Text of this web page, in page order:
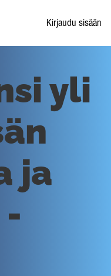
Kirjaudu sisään
yli
ja